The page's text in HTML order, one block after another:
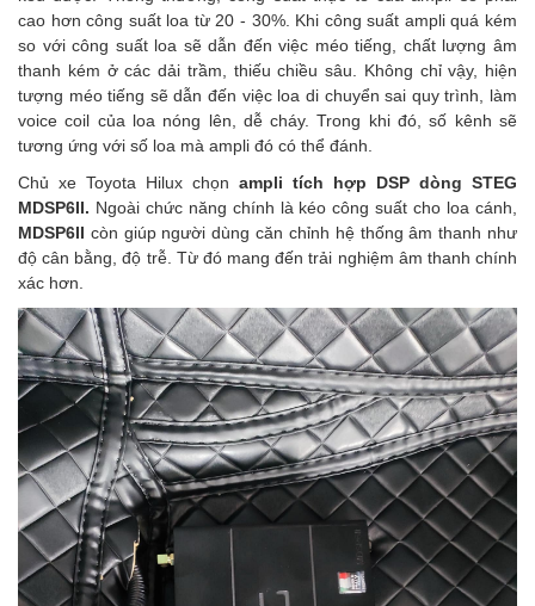
cao hơn công suất loa từ 20 - 30%. Khi công suất ampli quá kém
so với công suất loa sẽ dẫn đến việc méo tiếng, chất lượng âm
thanh kém ở các dải trầm, thiếu chiều sâu. Không chỉ vậy, hiện
tượng méo tiếng sẽ dẫn đến việc loa di chuyển sai quy trình, làm
voice coil của loa nóng lên, dễ cháy. Trong khi đó, số kênh sẽ
tương ứng với số loa mà ampli đó có thể đánh.
Chủ xe Toyota Hilux chọn ampli tích hợp DSP dòng STEG
MDSP6II. Ngoài chức năng chính là kéo công suất cho loa cánh,
MDSP6II còn giúp người dùng căn chỉnh hệ thống âm thanh như
độ cân bằng, độ trễ. Từ đó mang đến trải nghiệm âm thanh chính
xác hơn.